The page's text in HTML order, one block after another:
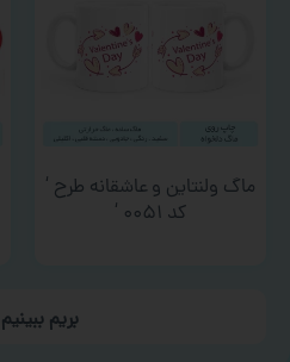
ماگ ولنتاین و عاشقانه طرح ‘
کد ۰۰۵۱ ‘
بریم ببینیم